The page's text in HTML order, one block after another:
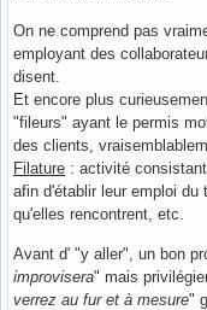
On ne comprend pas
employant des
disent.
Et encore plus
"fileurs" ayant le permis
des clients,
Filature : activité
afin d'établir leur emploi
qu'elles rencontrent, etc.
Avant d' "y aller", un bon
improvisera" mais
verrez au fur et à mesure"